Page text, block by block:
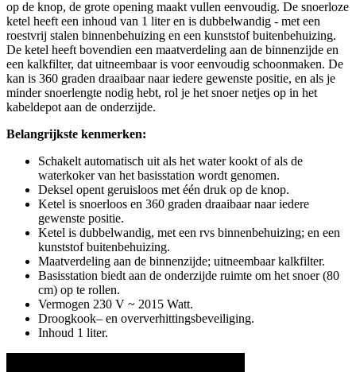
op de knop, de grote opening maakt vullen eenvoudig. De snoerloze
ketel heeft een inhoud van 1 liter en is dubbelwandig - met een
roestvrij stalen binnenbehuizing en een kunststof buitenbehuizing.
De ketel heeft bovendien een maatverdeling aan de binnenzijde en
een kalkfilter, dat uitneembaar is voor eenvoudig schoonmaken. De
kan is 360 graden draaibaar naar iedere gewenste positie, en als je
minder snoerlengte nodig hebt, rol je het snoer netjes op in het
kabeldepot aan de onderzijde.
Belangrijkste kenmerken:
Schakelt automatisch uit als het water kookt of als de
waterkoker van het basisstation wordt genomen.
Deksel opent geruisloos met één druk op de knop.
Ketel is snoerloos en 360 graden draaibaar naar iedere
gewenste positie.
Ketel is dubbelwandig, met een rvs binnenbehuizing; en een
kunststof buitenbehuizing.
Maatverdeling aan de binnenzijde; uitneembaar kalkfilter.
Basisstation biedt aan de onderzijde ruimte om het snoer (80
cm) op te rollen.
Vermogen 230 V ~ 2015 Watt.
Droogkook– en oververhittingsbeveiliging.
Inhoud 1 liter.